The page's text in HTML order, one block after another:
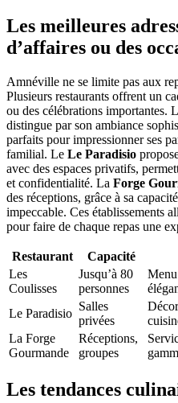
Les meilleures
d’affaires ou des
Amnéville ne se limite pas aux
Plusieurs restaurants offrent un
ou des célébrations importantes.
distingue par son ambiance
parfaits pour impressionner ses
familial. Le Le Paradisio
avec des espaces privatifs,
et confidentialité. La Forge
des réceptions, grâce à sa
impeccable. Ces établissements
pour faire de chaque repas une
Restaurant Capacité
Les
Coulisses
Jusqu’à 80
personnes
Le Paradisio
Salles
privées
La Forge
Gourmande
Réceptions,
groupes
Les tendances